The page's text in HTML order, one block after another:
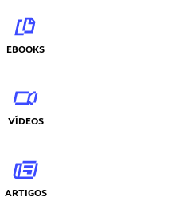
EBOOKS
VÍDEOS
ARTIGOS